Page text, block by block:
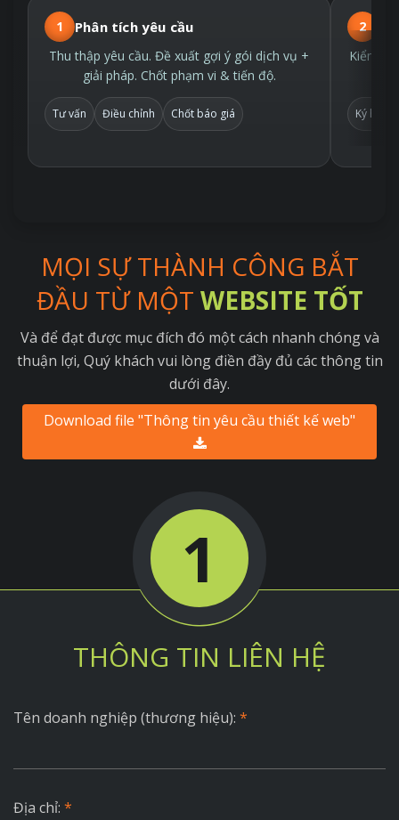
1 Phân tích yêu cầu
Thu thập yêu cầu. Đề xuất gợi ý gói dịch vụ +
giải pháp. Chốt phạm vi & tiến độ.
Tư vấn Điều chỉnh Chốt báo giá
2
Kiểm
Ký hợp
MỌI SỰ THÀNH CÔNG BẮT
ĐẦU TỪ MỘT WEBSITE TỐT
Và để đạt được mục đích đó một cách nhanh chóng và
thuận lợi, Quý khách vui lòng điền đầy đủ các thông tin
dưới đây.
Download file "Thông tin yêu cầu thiết kế web"
1
THÔNG TIN LIÊN HỆ
Tên doanh nghiệp (thương hiệu): *
Địa chỉ: *